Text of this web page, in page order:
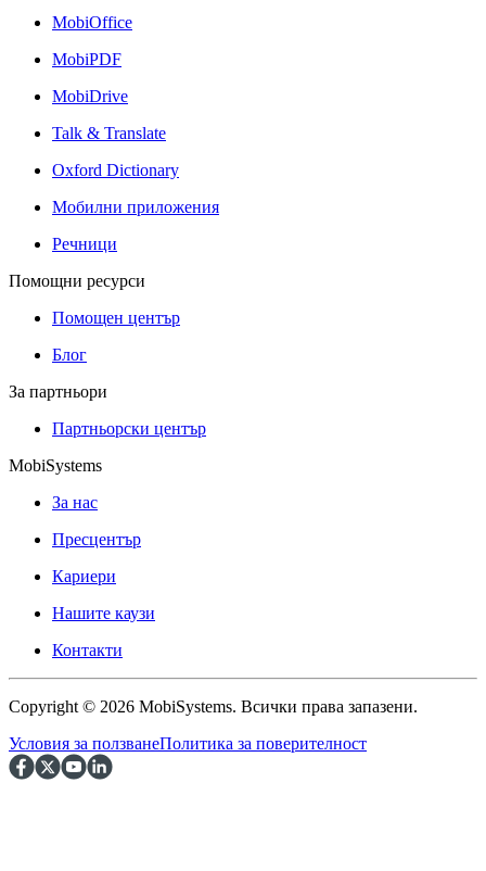
MobiOffice
MobiPDF
MobiDrive
Talk & Translate
Oxford Dictionary
Мобилни приложения
Речници
Помощни ресурси
Помощен център
Блог
За партньори
Партньорски център
MobiSystems
За нас
Пресцентър
Кариери
Нашите каузи
Контакти
Copyright © 2026 MobiSystems. Всички права запазени.
Условия за ползванеПолитика за поверителност